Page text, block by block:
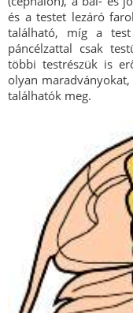
és a testet lezáró
található, míg a
páncélzattal csak
többi testrészük is
olyan
találhatók meg.